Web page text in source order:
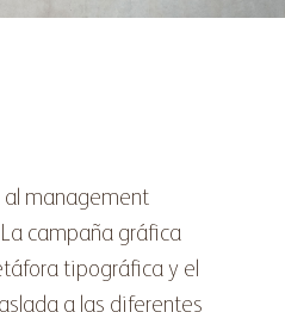
al management
campaña gráfica
tipográfica y el
a las diferentes